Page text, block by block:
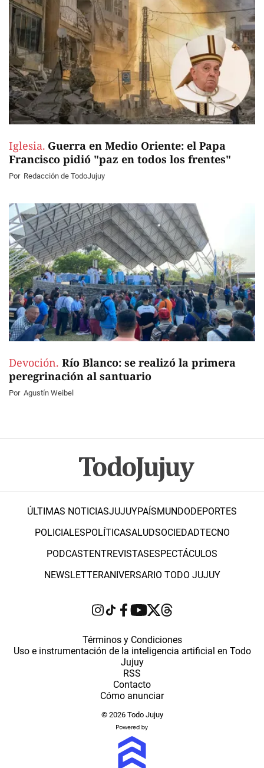
Iglesia. Guerra en Medio Oriente: el Papa
Francisco pidió "paz en todos los frentes"
Por Redacción de TodoJujuy
Devoción. Río Blanco: se realizó la primera
peregrinación al santuario
Por Agustín Weibel
ÚLTIMAS NOTICIASJUJUYPAÍSMUNDODEPORTES
POLICIALESPOLÍTICASALUDSOCIEDADTECNO
PODCASTENTREVISTASESPECTÁCULOS
NEWSLETTERANIVERSARIO TODO JUJUY
Términos y Condiciones
Uso e instrumentación de la inteligencia artificial en Todo
Jujuy
RSS
Contacto
Cómo anunciar
© 2026 Todo Jujuy